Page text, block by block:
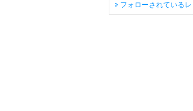
フォローされている